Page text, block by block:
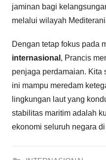
jaminan bagi
melalui wilayah
Dengan tetap fokus pada
internasional , Prancis
penjaga perdamaian. Kita
ini mampu meredam
lingkungan laut yang
stabilitas maritim adalah
ekonomi seluruh negara